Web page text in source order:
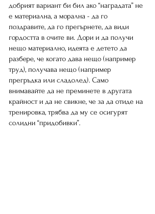
добрият вариант би бил ако “наградата” не
е материална, а морална - да го
поздравите, да го прегърнете, да види
гордостта в очите ви. Дори и да получи
нещо материално, идеята е детето да
разбере, че когато дава нещо (например
труд), получава нещо (например
прегръдка или сладолед). Само
внимавайте да не преминете в другата
крайност и да не свикне, че за да отиде на
тренировка, трябва да му се осигурят
солидни “придобивки”.